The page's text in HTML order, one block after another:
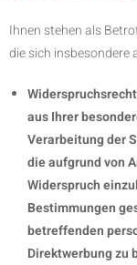
Ihnen stehen als
die sich insbesondere
aus Ihrer
Verarbeitung der
die aufgrund von
Widerspruch
Bestimmungen
betreffenden
Direktwerbung zu